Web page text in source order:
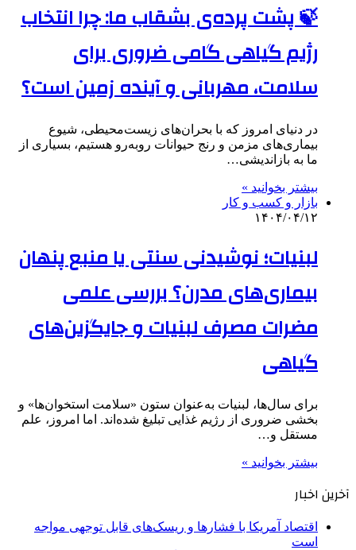
🍃 پشت پرده‌ی بشقاب ما: چرا انتخاب
رژیم گیاهی گامی ضروری برای
سلامت، مهربانی و آینده زمین است؟
در دنیای امروز که با بحران‌های زیست‌محیطی، شیوع
بیماری‌های مزمن و رنج حیوانات روبه‌رو هستیم، بسیاری از
ما به بازاندیشی…
بیشتر بخوانید »
بازار و کسب و کار
۱۴۰۴/۰۴/۱۲
لبنیات؛ نوشیدنی سنتی یا منبع پنهان
بیماری‌های مدرن؟ بررسی علمی
مضرات مصرف لبنیات و جایگزین‌های
گیاهی
برای سال‌ها، لبنیات به‌عنوان ستون «سلامت استخوان‌ها» و
بخشی ضروری از رژیم غذایی تبلیغ شده‌اند. اما امروز، علم
مستقل و…
بیشتر بخوانید »
آخرین اخبار
اقتصاد آمریکا با فشارها و ریسک‌های قابل توجهی مواجه
است